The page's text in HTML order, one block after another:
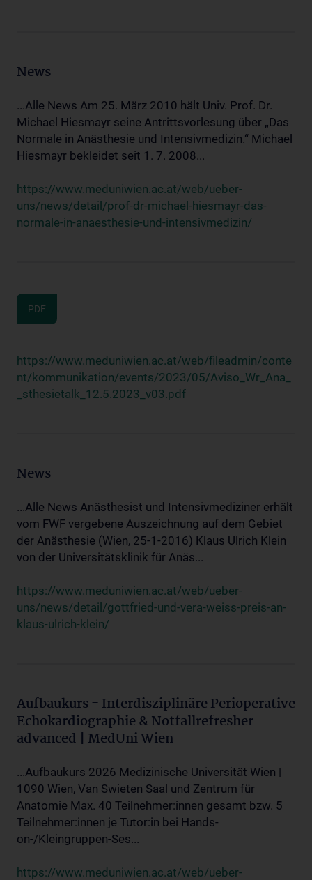
News
...Alle News Am 25. März 2010 hält Univ. Prof. Dr.
Michael Hiesmayr seine Antrittsvorlesung über „Das
Normale in Anästhesie und Intensivmedizin.“ Michael
Hiesmayr bekleidet seit 1. 7. 2008...
https://www.meduniwien.ac.at/web/ueber-
uns/news/detail/prof-dr-michael-hiesmayr-das-
normale-in-anaesthesie-und-intensivmedizin/
PDF
https://www.meduniwien.ac.at/web/fileadmin/conte
nt/kommunikation/events/2023/05/Aviso_Wr_Ana_
_sthesietalk_12.5.2023_v03.pdf
News
...Alle News Anästhesist und Intensivmediziner erhält
vom FWF vergebene Auszeichnung auf dem Gebiet
der Anästhesie (Wien, 25-1-2016) Klaus Ulrich Klein
von der Universitätsklinik für Anäs...
https://www.meduniwien.ac.at/web/ueber-
uns/news/detail/gottfried-und-vera-weiss-preis-an-
klaus-ulrich-klein/
Aufbaukurs - Interdisziplinäre Perioperative
Echokardiographie & Notfallrefresher
advanced | MedUni Wien
...Aufbaukurs 2026 Medizinische Universität Wien |
1090 Wien, Van Swieten Saal und Zentrum für
Anatomie Max. 40 Teilnehmer:innen gesamt bzw. 5
Teilnehmer:innen je Tutor:in bei Hands-
on-/Kleingruppen-Ses...
https://www.meduniwien.ac.at/web/ueber-